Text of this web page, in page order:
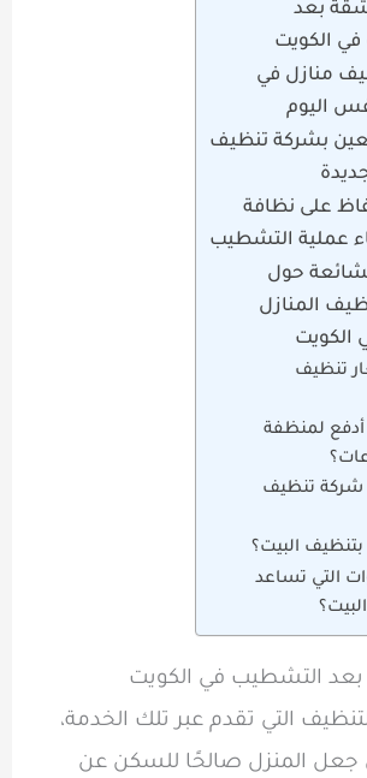
بعد
الكويت
منازل في
اليوم
بشركة تنظيف
على نظافة
عملية التشطيب
حول
المنازل
الكويت
تنظيف
لمنظفة
شركة تنظيف
بتنظيف البيت؟
التي تساعد
بعد التشطيب في الكويت
التي تقدم عبر تلك الخدمة،
جعل المنزل صالحًا للسكن عن